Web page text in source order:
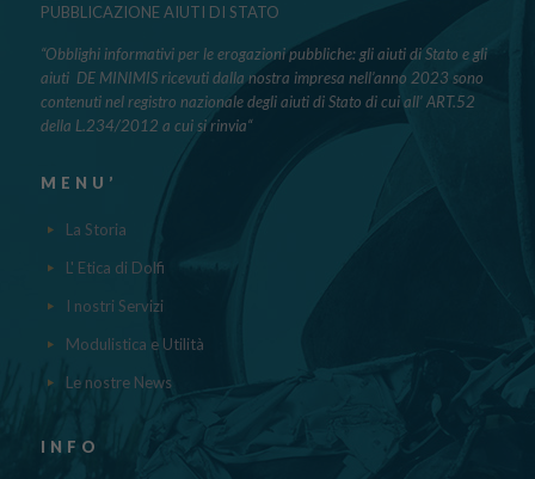
PUBBLICAZIONE AIUTI DI STATO
“Obblighi informativi per le erogazioni pubbliche: gli aiuti di Stato e gli
aiuti DE MINIMIS ricevuti dalla nostra impresa nell’anno 2023 sono
contenuti nel registro nazionale degli aiuti di Stato di cui all’ ART.52
della L.234/2012 a cui si rinvia“
MENU’
La Storia
L' Etica di Dolfi
I nostri Servizi
Modulistica e Utilità
Le nostre News
INFO